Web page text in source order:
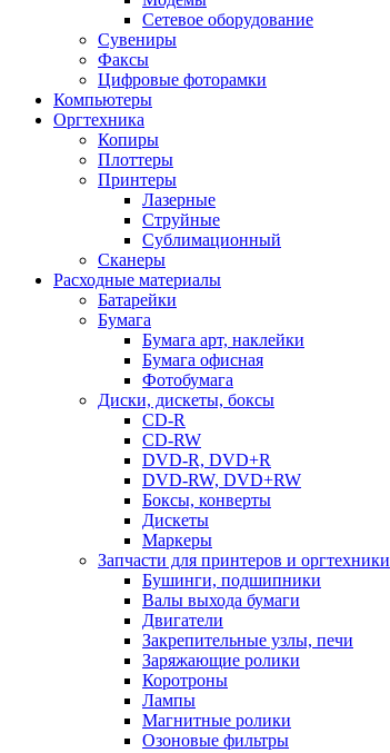
Сетевое оборудование
Сувениры
Факсы
Цифровые фоторамки
Компьютеры
Оргтехника
Копиры
Плоттеры
Принтеры
Лазерные
Струйные
Сублимационный
Сканеры
Расходные материалы
Батарейки
Бумага
Бумага арт, наклейки
Бумага офисная
Фотобумага
Диски, дискеты, боксы
CD-R
CD-RW
DVD-R, DVD+R
DVD-RW, DVD+RW
Боксы, конверты
Дискеты
Маркеры
Запчасти для принтеров и оргтехники
Бушинги, подшипники
Валы выхода бумаги
Двигатели
Закрепительные узлы, печи
Заряжающие ролики
Коротроны
Лампы
Магнитные ролики
Озоновые фильтры